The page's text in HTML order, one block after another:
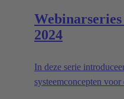
2024
In deze serie
systeemconcepten